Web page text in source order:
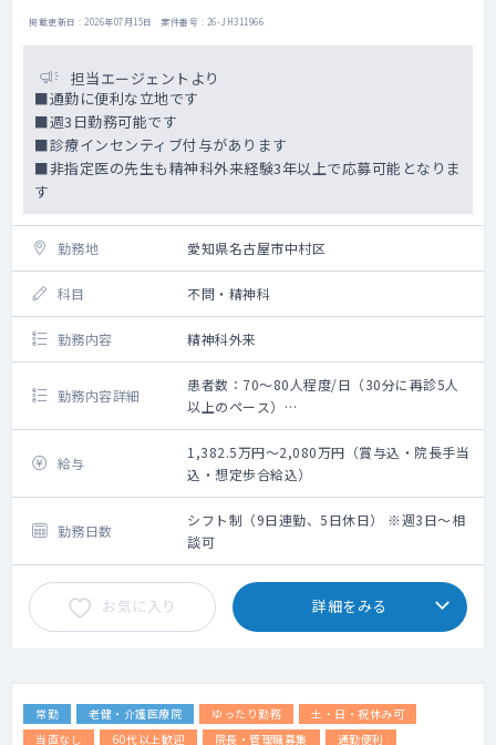
掲載更新日 : 2026年07月15日 案件番号 : 26-JH311966
担当エージェントより
■通勤に便利な立地です
■週3日勤務可能です
■診療インセンティブ付与があります
■非指定医の先生も精神科外来経験3年以上で応募可能となりま
す
勤務地 愛知県名古屋市中村区
科目 不問・精神科
勤務内容 精神科外来
勤務内容詳細
患者数：70～80人程度/日（30分に再診5人
以上のペース）
外来診療
患者数：70～80人程度/日（30分に再診5人
以上のペース）
主な疾患：軽度の神経症圏（適応障害、不安
神経症、うつ病・うつ状態、強迫性障害、パ
ニック障害、不眠症、不安障害、自律神経失
調症、注意欠陥多動性障害、全般性不安障
害、社会不安障害、強迫性障害など）
年齢層：20～30代が多いです
診療体制：1診制
その他：先生にスムーズな診察をお願いでき
動、同席し電カル操作のサポートを担うこと
で、先生が患者さんのお話に集中いただける
給与
1,382.5万円～2,080万円（賞与込・院長手当
込・想定歩合給込）
勤務日数
シフト制（9日連勤、5日休日） ※週3日～相
談可
お気に入り 詳細をみる
常勤 老健・介護医療院 ゆったり勤務
土・日・祝休み可
当直なし
60代以上歓迎 院長・管理職募集 通勤便利